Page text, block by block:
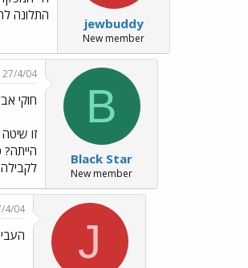
א
ר
י
ך
jewbuddy
New member
התלונה
B
Black Star
New member
27/4/04
חוקי
זו
J
4/04